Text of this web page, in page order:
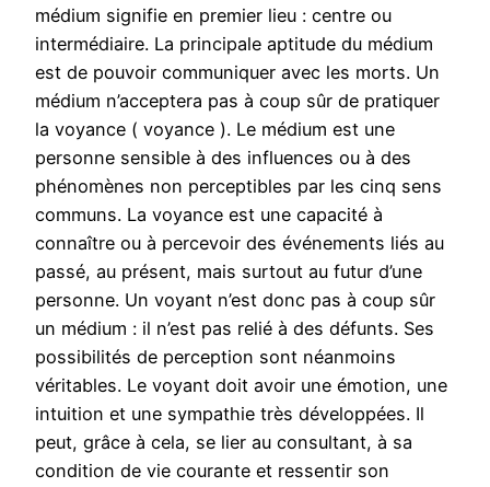
médium signifie en premier lieu : centre ou
intermédiaire. La principale aptitude du médium
est de pouvoir communiquer avec les morts. Un
médium n’acceptera pas à coup sûr de pratiquer
la voyance ( voyance ). Le médium est une
personne sensible à des influences ou à des
phénomènes non perceptibles par les cinq sens
communs. La voyance est une capacité à
connaître ou à percevoir des événements liés au
passé, au présent, mais surtout au futur d’une
personne. Un voyant n’est donc pas à coup sûr
un médium : il n’est pas relié à des défunts. Ses
possibilités de perception sont néanmoins
véritables. Le voyant doit avoir une émotion, une
intuition et une sympathie très développées. Il
peut, grâce à cela, se lier au consultant, à sa
condition de vie courante et ressentir son